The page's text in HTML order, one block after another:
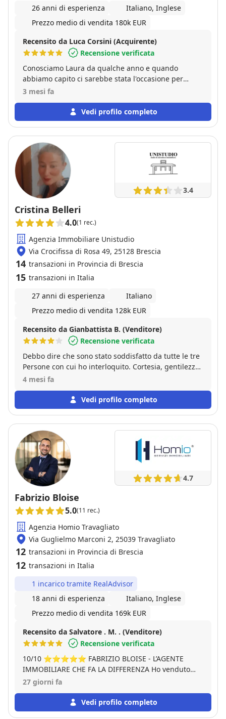
26 anni di esperienza
Italiano, Inglese
Prezzo medio di vendita 180k EUR
Recensito da Luca Corsini (Acquirente)
Recensione verificata
Conosciamo Laura da qualche anno e quando
abbiamo capito ci sarebbe stata l'occasione per
acquisire un immobile tramite Lei e la sua agenzia,
essere considerata l'agente di famiglia, dato che i
nostri parenti hanno acquisito casa tramite Lei. Ma
trasparenza e la preparazione. Insomma una
professionista preparata e disponibile che ha saputo
gestire ogni fase del nostro acquisto.
3 mesi fa
Vedi profilo completo
3.4
Cristina Belleri
4.0(1 rec.)
Agenzia Immobiliare Unistudio
Via Crocifissa di Rosa 49, 25128 Brescia
14 transazioni in Provincia di Brescia
15 transazioni in Italia
27 anni di esperienza
Italiano
Prezzo medio di vendita 128k EUR
Recensito da Gianbattista B. (Venditore)
Recensione verificata
Debbo dire che sono stato soddisfatto da tutte le tre
Persone con cui ho interloquito. Cortesia, gentilezza
e disponibilità sono state sempre presenti e da me
successo, quindi non posso che confermare tutta la
mia positività e consigliare ad altri lo Studio
4 mesi fa
Vedi profilo completo
4.7
Fabrizio Bloise
5.0(11 rec.)
Agenzia Homio Travagliato
Via Guglielmo Marconi 2, 25039 Travagliato
12 transazioni in Provincia di Brescia
12 transazioni in Italia
1 incarico tramite RealAdvisor
18 anni di esperienza
Italiano, Inglese
Prezzo medio di vendita 169k EUR
Recensito da Salvatore . M. . (Venditore)
Recensione verificata
10/10 ⭐️⭐️⭐️⭐️⭐️ FABRIZIO BLOISE - L’AGENTE
IMMOBILIARE CHE FA LA DIFFERENZA Ho venduto
casa con Fabrizio Bloise, titolare di Gruppo Homio
miglior agente immobiliare con cui abbia mai avuto
a che fare. Non è solo bravo a vendere. È un
27 giorni fa
Vedi profilo completo